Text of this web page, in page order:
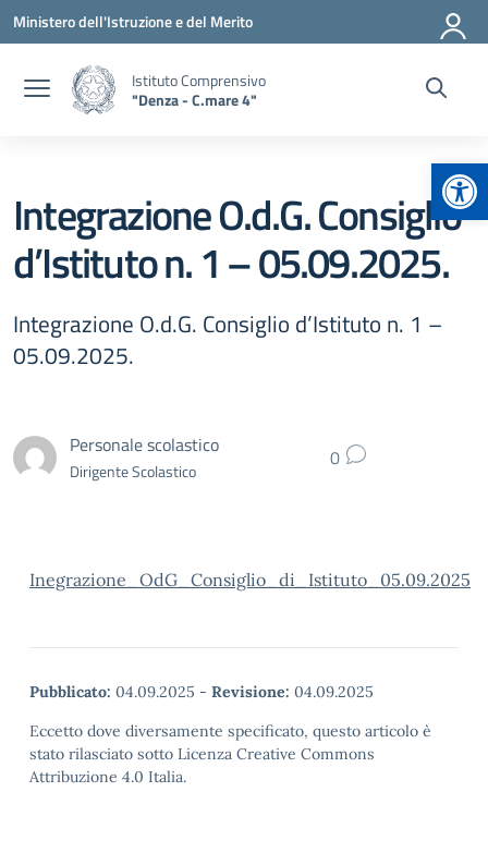
Vai ai contenuti
Vai al menu di navigazione
Vai al footer
Ministero dell'Istruzione e del Merito
Istituto Comprensivo
"Denza - C.mare 4"
Integrazione O.d.G. Consiglio
d’Istituto n. 1 – 05.09.2025.
Integrazione O.d.G. Consiglio d’Istituto n. 1 –
05.09.2025.
Personale scolastico
Dirigente Scolastico 0
Inegrazione_OdG_Consiglio_di_Istituto_05.09.2025
Pubblicato: 04.09.2025 - Revisione: 04.09.2025
Eccetto dove diversamente specificato, questo articolo è
stato rilasciato sotto Licenza Creative Commons
Attribuzione 4.0 Italia.